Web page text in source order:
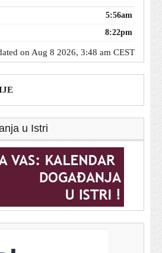
5:56am
8:22pm
on Aug 8 2026, 3:48 am CEST
u Istri